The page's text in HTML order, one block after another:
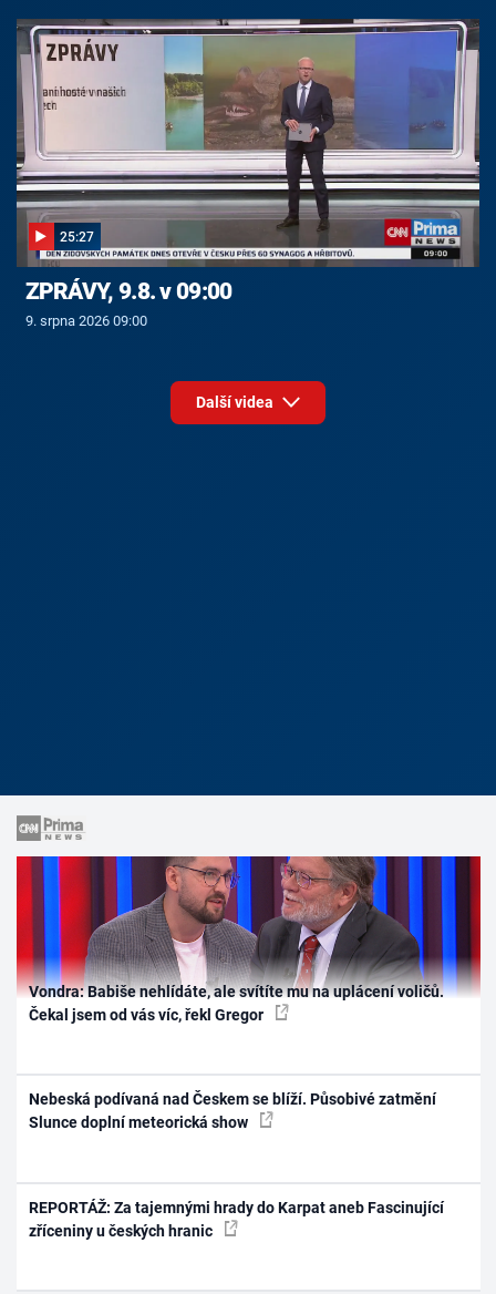
25:27
ZPRÁVY, 9.8. v 09:00
9. srpna 2026 09:00
Další videa
Vondra: Babiše nehlídáte, ale svítíte mu na uplácení voličů.
Čekal jsem od vás víc, řekl Gregor
Nebeská podívaná nad Českem se blíží. Působivé zatmění
Slunce doplní meteorická show
REPORTÁŽ: Za tajemnými hrady do Karpat aneb Fascinující
zříceniny u českých hranic